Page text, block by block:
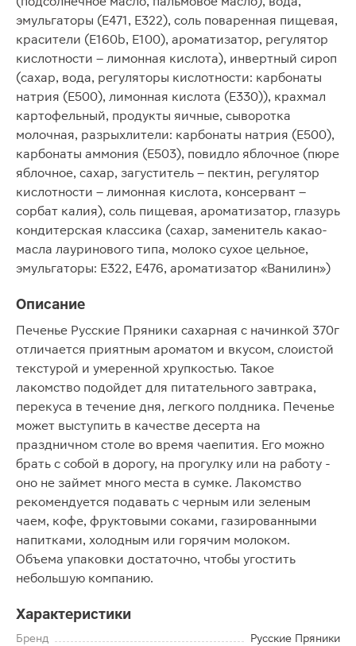
эмульгаторы (Е471, Е322), соль поваренная пищевая,
красители (Е160b, Е100), ароматизатор, регулятор
кислотности – лимонная кислота), инвертный сироп
(сахар, вода, регуляторы кислотности: карбонаты
натрия (Е500), лимонная кислота (Е330)), крахмал
картофельный, продукты яичные, сыворотка
молочная, разрыхлители: карбонаты натрия (Е500),
карбонаты аммония (Е503), повидло яблочное (пюре
яблочное, сахар, загуститель – пектин, регулятор
кислотности – лимонная кислота, консервант –
сорбат калия), соль пищевая, ароматизатор, глазурь
кондитерская классика (сахар, заменитель какао-
масла лауринового типа, молоко сухое цельное,
эмульгаторы: Е322, Е476, ароматизатор «Ванилин»)
Описание
Печенье Русские Пряники сахарная с начинкой 370г
отличается приятным ароматом и вкусом, слоистой
текстурой и умеренной хрупкостью. Такое
лакомство подойдет для питательного завтрака,
перекуса в течение дня, легкого полдника. Печенье
может выступить в качестве десерта на
праздничном столе во время чаепития. Его можно
брать с собой в дорогу, на прогулку или на работу -
оно не займет много места в сумке. Лакомство
рекомендуется подавать с черным или зеленым
чаем, кофе, фруктовыми соками, газированными
напитками, холодным или горячим молоком.
Объема упаковки достаточно, чтобы угостить
небольшую компанию.
Характеристики
Бренд
Русские Пряники